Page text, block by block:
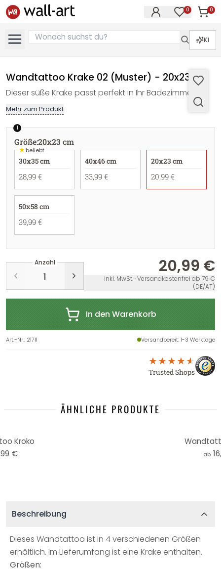
0 0
KI
Wandtattoo Krake 02 (Muster) - 20x23 cm
Dieser süße Krake passt perfekt in Ihr Badezimmer!
Mehr zum Produkt
1
Größe:20x23 cm
★beliebt
30x35 cm
28,99 €
40x46 cm
33,99 €
20x23 cm
20,99 €
50x58 cm
39,99 €
Anzahl 20,99 €
inkl. MwSt. · Versandkostenfrei ab 79 €
(DE/AT)
In den Warenkorb
Art.-Nr.: 21711 Versandbereit: 1-3 Werktage
Trusted Shops
ÄHNLICHE PRODUKTE
Kroko
€
ab
Beschreibung
Dieses Wandtattoo ist in 4 verschiedenen Größen
erhältlich. Im Lieferumfang ist eine Krake enthalten.
Größen: